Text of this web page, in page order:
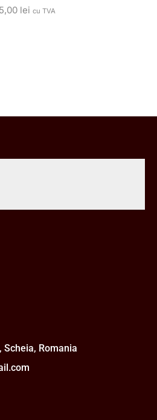
lei cu TVA
Scheia, Romania